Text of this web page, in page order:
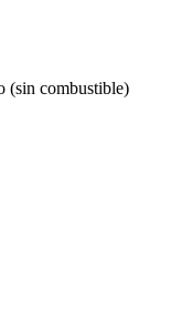
(sin combustible)